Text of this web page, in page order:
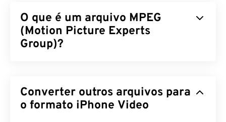
O que é um arquivo MPEG
(Motion Picture Experts
Group)?
assim como o nome da organização que
desenvolveu os padrões do formato. O formato de
Converter outros arquivos para
o formato iPhone Video